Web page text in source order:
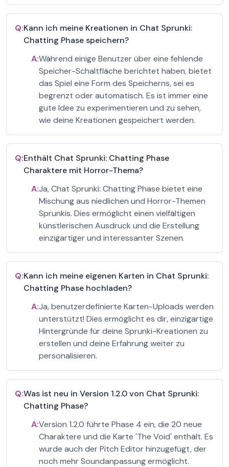
Q:Kann ich meine Kreationen in Chat Sprunki:
Chatting Phase speichern?
A:Während einige Benutzer über eine fehlende
Speicher-Schaltfläche berichtet haben, bietet
das Spiel eine Form des Speicherns, sei es
begrenzt oder automatisch. Es ist immer eine
gute Idee zu experimentieren und zu sehen,
wie deine Kreationen gespeichert werden.
Q:Enthält Chat Sprunki: Chatting Phase
Charaktere mit Horror-Thema?
A:Ja, Chat Sprunki: Chatting Phase bietet eine
Mischung aus niedlichen und Horror-Themen
Sprunkis. Dies ermöglicht einen vielfältigen
künstlerischen Ausdruck und die Erstellung
einzigartiger und interessanter Szenen.
Q:Kann ich meine eigenen Karten in Chat Sprunki:
Chatting Phase hochladen?
A:Ja, benutzerdefinierte Karten-Uploads werden
unterstützt! Dies ermöglicht es dir, einzigartige
Hintergründe für deine Sprunki-Kreationen zu
erstellen und deine Erfahrung weiter zu
personalisieren.
Q:Was ist neu in Version 1.2.0 von Chat Sprunki:
Chatting Phase?
A:Version 1.2.0 führte Phase 4 ein, die 20 neue
Charaktere und die Karte 'The Void' enthält. Es
wurde auch der Pitch Editor hinzugefügt, der
noch mehr Soundanpassung ermöglicht.